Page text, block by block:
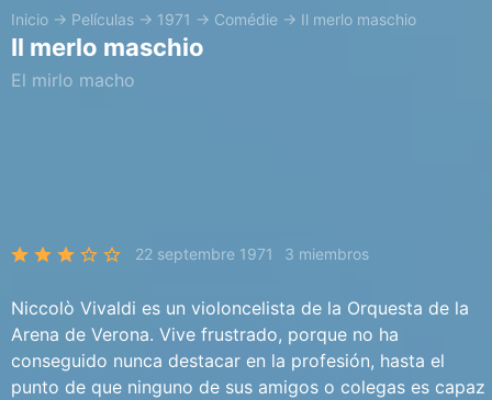
Inicio → Películas → 1971 → Comédie → Il merlo maschio
Il merlo maschio
El mirlo macho
22 septembre 1971 3 miembros
Niccolò Vivaldi es un violoncelista de la Orquesta de la
Arena de Verona. Vive frustrado, porque no ha
conseguido nunca destacar en la profesión, hasta el
punto de que ninguno de sus amigos o colegas es capaz